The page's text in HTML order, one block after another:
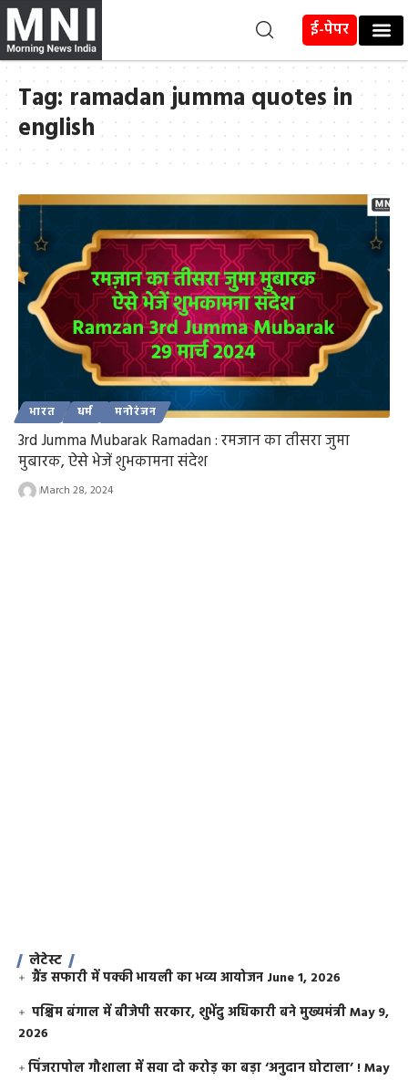
ई-पेपर
Tag: ramadan jumma quotes in
english
भारत धर्म मनोरंजन
3rd Jumma Mubarak Ramadan : रमजान का तीसरा जुमा
मुबारक, ऐसे भेजें शुभकामना संदेश
March 28, 2024
लेटेस्ट
ग्रैंड सफारी में पक्की भायली का भव्य आयोजन June 1, 2026
पश्चिम बंगाल में बीजेपी सरकार, शुभेंदु अधिकारी बने मुख्यमंत्रीMay 9,
2026
​पिंजरापोल गौशाला में सवा दो करोड़ का बड़ा ‘अनुदान घोटाला’ !May